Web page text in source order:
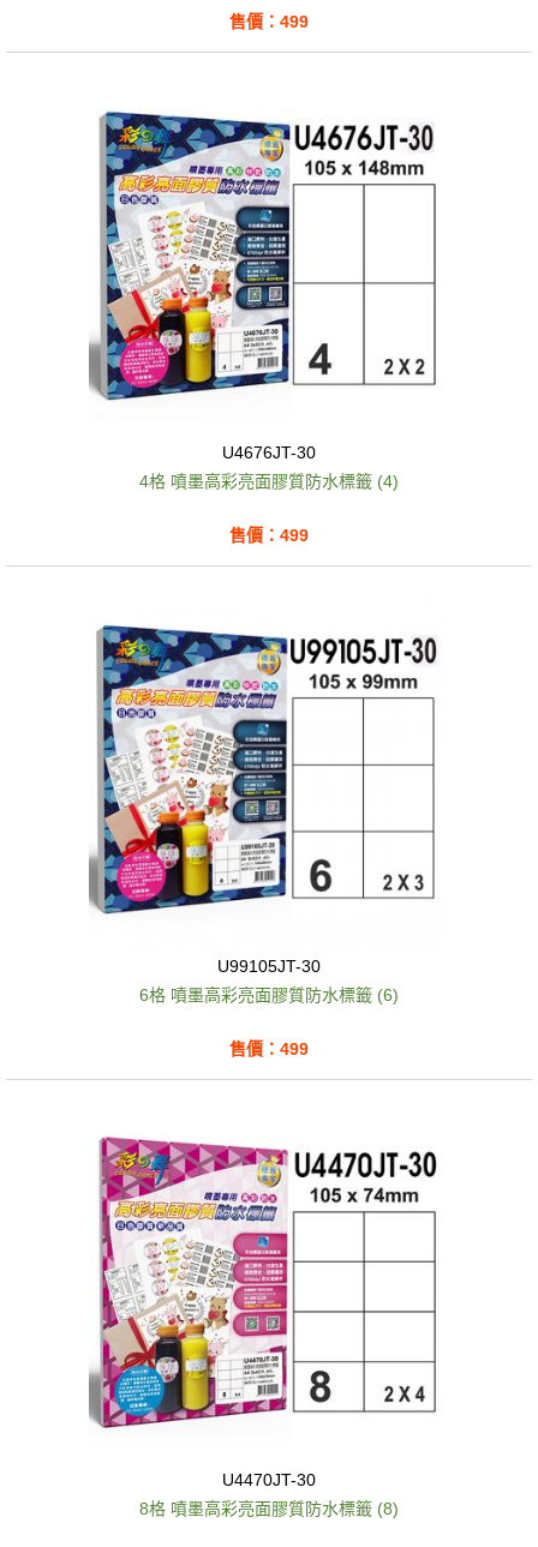
售價：499
U4676JT-30
4格 噴墨高彩亮面膠質防水標籤 (4)
售價：499
U99105JT-30
6格 噴墨高彩亮面膠質防水標籤 (6)
售價：499
U4470JT-30
8格 噴墨高彩亮面膠質防水標籤 (8)